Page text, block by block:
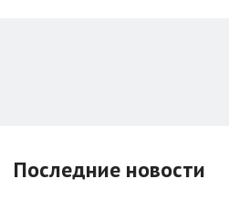
Последние новости